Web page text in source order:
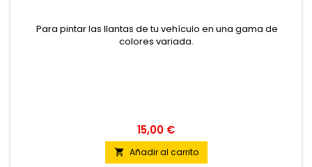
Para pintar las llantas de tu vehículo en una gama de
colores variada.
15,00 €
 Añadir al carrito